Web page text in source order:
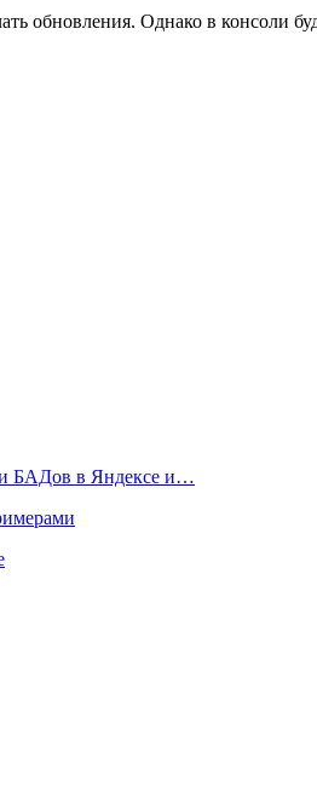
обновления. Однако в консоли
и БАДов в Яндексе и…